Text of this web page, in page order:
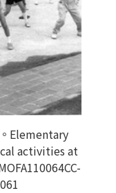
Elementary
activities at